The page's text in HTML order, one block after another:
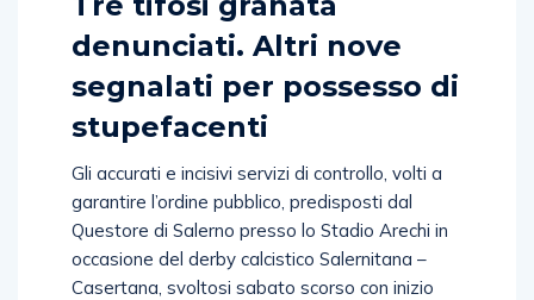
denunciati. Altri nove
segnalati per possesso di
stupefacenti
Gli accurati e incisivi servizi di controllo, volti a
garantire l’ordine pubblico, predisposti dal
Questore di Salerno presso lo Stadio Arechi in
occasione del derby calcistico Salernitana –
Casertana, svoltosi sabato scorso con inizio